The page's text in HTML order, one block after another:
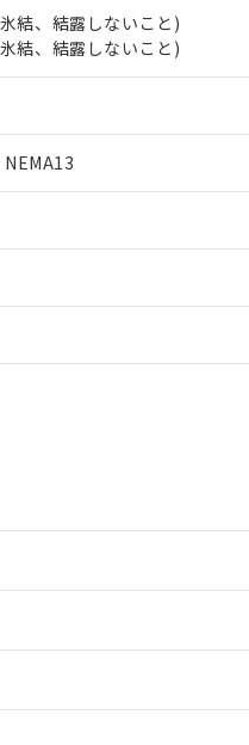
結、結露しないこと)
結、結露しないこと)